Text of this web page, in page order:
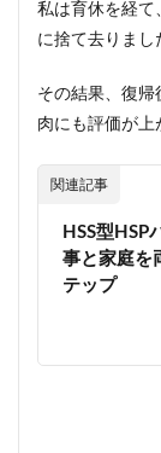
私は育休を経て
に捨て去りまし
その結果、復帰
肉にも評価が上
関連記事
HSS型HSP
事と家庭を
テップ